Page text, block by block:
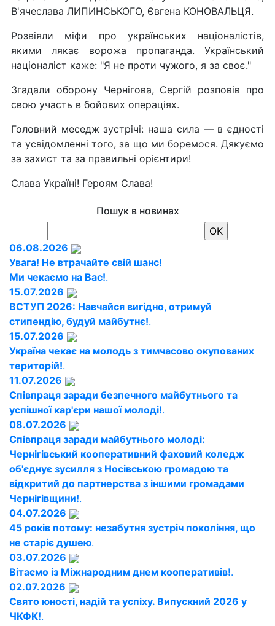
В'ячеслава ЛИПИНСЬКОГО, Євгена КОНОВАЛЬЦЯ.
Розвіяли міфи про українських націоналістів,
якими лякає ворожа пропаганда. Український
націоналіст каже: "Я не проти чужого, я за своє."
Згадали оборону Чернігова, Сергій розповів про
свою участь в бойових операціях.
Головний меседж зустрічі: наша сила — в єдності
та усвідомленні того, за що ми боремося. Дякуємо
за захист та за правильні орієнтири!
Слава Україні! Героям Слава!
Пошук в новинах
06.08.2026
Увага! Не втрачайте свій шанс!
Ми чекаємо на Вас!.
15.07.2026
ВСТУП 2026: Навчайся вигідно, отримуй
стипендію, будуй майбутнє!.
15.07.2026
Україна чекає на молодь з тимчасово окупованих
територій!.
11.07.2026
Співпраця заради безпечного майбутнього та
успішної кар'єри нашої молоді!.
08.07.2026
Співпраця заради майбутнього молоді:
Чернігівський кооперативний фаховий коледж
об'єднує зусилля з Носівською громадою та
відкритий до партнерства з іншими громадами
Чернігівщини!.
04.07.2026
45 років потому: незабутня зустріч покоління, що
не старіє душею.
03.07.2026
Вітаємо із Міжнародним днем кооперативів!.
02.07.2026
Свято юності, надій та успіху. Випускний 2026 у
ЧКФК!.